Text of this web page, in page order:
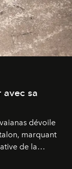
sa
dévoile
marquant
de la